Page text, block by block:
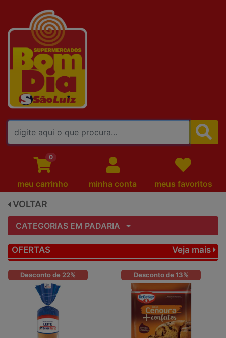
0
meu carrinho minha conta meus favoritos
VOLTAR
CATEGORIAS EM PADARIA
OFERTAS Veja mais
Desconto de 22% Desconto de 13%